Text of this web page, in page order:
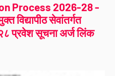
Process 2026-28 -
विद्यापीठ सेवांतर्गत
प्रवेश सूचना अर्ज लिंक